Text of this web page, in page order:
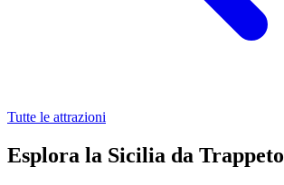
Tutte le attrazioni
Esplora la Sicilia da Trappeto